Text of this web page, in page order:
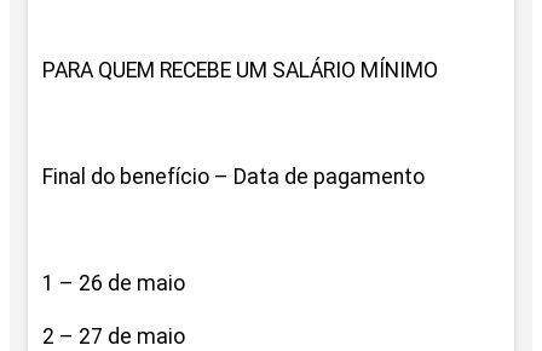
PARA QUEM RECEBE UM SALÁRIO MÍNIMO
Final do benefício – Data de pagamento
1 – 26 de maio
2 – 27 de maio